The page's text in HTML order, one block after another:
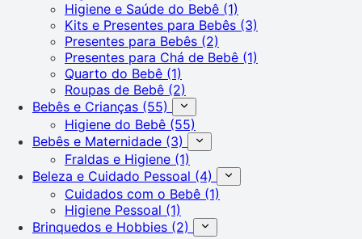
Higiene e Saúde do Bebê (1)
Kits e Presentes para Bebês (3)
Presentes para Bebês (2)
Presentes para Chá de Bebê (1)
Quarto do Bebê (1)
Roupas de Bebê (2)
Bebês e Crianças (55)
Higiene do Bebê (55)
Bebês e Maternidade (3)
Fraldas e Higiene (1)
Beleza e Cuidado Pessoal (4)
Cuidados com o Bebê (1)
Higiene Pessoal (1)
Brinquedos e Hobbies (2)